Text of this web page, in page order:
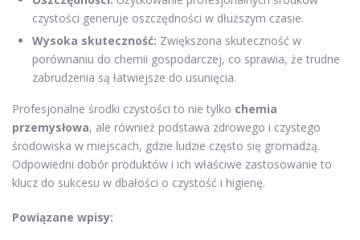
czystości generuje oszczędności w dłuższym czasie.
Wysoka skuteczność: Zwiększona skuteczność w
porównaniu do chemii gospodarczej, co sprawia, że trudne
zabrudzenia są łatwiejsze do usunięcia.
Profesjonalne środki czystości to nie tylko chemia
przemysłowa, ale również podstawa zdrowego i czystego
środowiska w miejscach, gdzie ludzie często się gromadzą.
Odpowiedni dobór produktów i ich właściwe zastosowanie to
klucz do sukcesu w dbałości o czystość i higienę.
Powiązane wpisy: